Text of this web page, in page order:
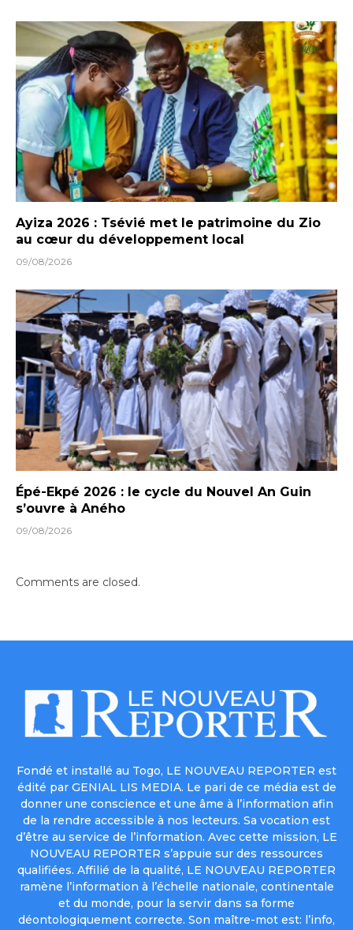
Ayiza 2026 : Tsévié met le patrimoine du Zio
au cœur du développement local
09/08/2026
Épé-Ekpé 2026 : le cycle du Nouvel An Guin
s’ouvre à Aného
09/08/2026
Comments are closed.
Fondé et installé au Togo, LE NOUVEAU REPORTER est
édité par GENIAL LIS MEDIA. Le pari de ce média est de
donner une conscience et une âme à l’information afin
de la rendre accessible à nos lecteurs. Sa vocation est
d’être au service de l’information. Avec cette mission, LE
NOUVEAU REPORTER s’appuie sur des ressources
qualifiées. Affilié de la qualité, LE NOUVEAU REPORTER
ramène l’information à l’échelle nationale, continentale
et du monde, pour la servir dans sa forme
déontologiquement correcte. Son maître-mot est: l’info,